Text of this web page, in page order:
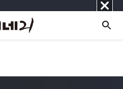
닫
기